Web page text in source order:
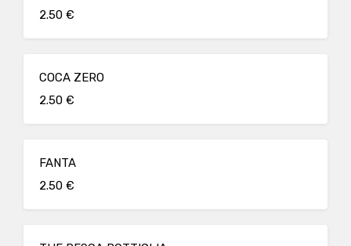
2.50 €
COCA ZERO
2.50 €
FANTA
2.50 €